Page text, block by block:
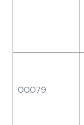
00079